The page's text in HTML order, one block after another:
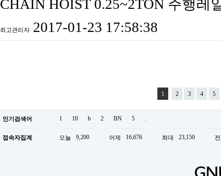
CHAIN HOIST 0.25~2TON 주행
최고관리자 2017-01-23 17:58:38
1 2 3 4 5
인기검색어 1 10 b 2 BN 5 .
접속자집계 오늘 9,200 어제 16,676 최대 23,150